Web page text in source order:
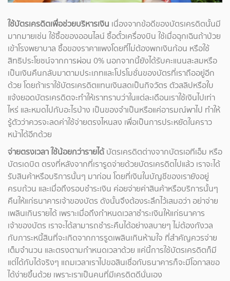
ใช้บัตรเครดิตเพื่อช่วยบริหารเงิน เนื่องจากข้อดีของบัตรเครดิตนั้นมี
มากมายเช่น ใช้ซื้อของออนไลน์ ซื้อตั๋วเครื่องบิน ใช้เมื่อฉุกเฉินถ้าป่วย
เข้าโรงพยาบาล ซื้อของราคาแพงโดยที่ไม่ต้องพกเงินก้อน หรือใช้
สิทธิประโยชน์จากการผ่อน 0% นอกจากนี้ยังได้รับคะแนนสะสมหรือ
เป็นเงินคืนกลับมาตามประเภทและโปรโมชั่นของบัตรที่เราถืออยู่อีก
ด้วย โดยถ้าเราใช้บัตรเครดิตแทนเงินสดเป็นกิจวัตร ตัวสลิปหรือใบ
แจ้งยอดบัตรเครดิตจะทำให้เราทราบว่าในแต่ละเดือนเราใช้เงินไปเท่า
ไหร่ และหมดไปกับอะไรบ้าง เป็นของจำเป็นหรือแค่อารมณ์พาไป ทำให้
รู้ตัวว่าควรจะลดค่าใช้จ่ายตรงไหนลง เพื่อเป็นการประหยัดในคราว
หน้าได้อีกด้วย
จ่ายตรงเวลา ใช้น้อยกว่ารายได้บัตรเครดิตต่างจากบัตรเอทีเอ็ม หรือ
บัตรเดบิต ตรงที่หลังจากที่เรารูดจ่ายด้วยบัตรเครดิตไปแล้ว เราจะได้
รับสินค้าหรือบริการนั้นๆ มาก่อน โดยที่เงินในบัญชีของเรายังอยู่
ครบถ้วน และเมื่อถึงรอบชำระเงิน ค่อยจ่ายค่าสินค้าหรือบริการนั้นๆ
คืนให้แก่ธนาคารเจ้าของบัตร ดังนั้นจึงต้องระลึกไว้เสมอว่า อย่าจ่าย
เพลินเกินรายได้ เพราะเมื่อถึงกำหนดเวลาชำระเงินให้แก่ธนาคาร
เจ้าของบัตร เราจะได้สามารถชำระคืนได้อย่างสบายๆ ไม่ต้องกังวล
กับภาระหนี้สินที่จะเกิดจากการรูดเพลินเกินห้ามใจ ที่สำคัญควรจ่าย
เต็มจำนวน และตรงตามกำหนดเวลาด้วย แค่นี้การใช้บัตรเครดิตก็มี
แต่ได้กับได้จริงๆ แถมเวลาเราไปขอสินเชื่อกับธนาคารก็จะมีโอกาสขอ
ได้ง่ายขึ้นด้วย เพราะเราเป็นคนที่มีเครดิตดีนั่นเอง